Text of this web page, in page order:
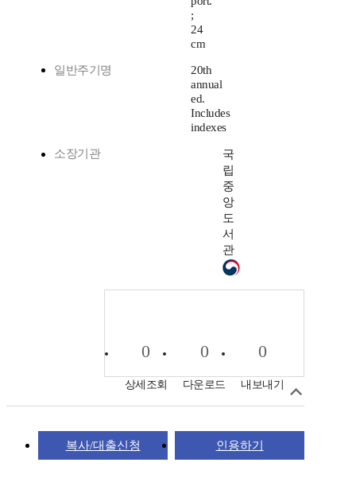
;
24
cm
일반주기명
20th
annual
ed.
Includes
indexes
소장기관
국
립
중
앙
도
서
관
0
상세조회
0
다운로드
0
내보내기
복사/대출신청 인용하기